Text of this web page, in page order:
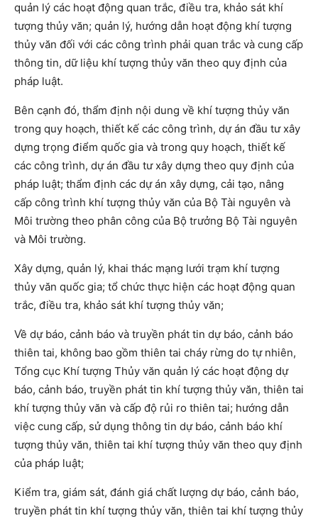
quản lý các hoạt động quan trắc, điều tra, khảo sát khí
tượng thủy văn; quản lý, hướng dẫn hoạt động khí tượng
thủy văn đối với các công trình phải quan trắc và cung cấp
thông tin, dữ liệu khí tượng thủy văn theo quy định của
pháp luật.
Bên cạnh đó, thẩm định nội dung về khí tượng thủy văn
trong quy hoạch, thiết kế các công trình, dự án đầu tư xây
dựng trọng điểm quốc gia và trong quy hoạch, thiết kế
các công trình, dự án đầu tư xây dựng theo quy định của
pháp luật; thẩm định các dự án xây dựng, cải tạo, nâng
cấp công trình khí tượng thủy văn của Bộ Tài nguyên và
Môi trường theo phân công của Bộ trưởng Bộ Tài nguyên
và Môi trường.
Xây dựng, quản lý, khai thác mạng lưới trạm khí tượng
thủy văn quốc gia; tổ chức thực hiện các hoạt động quan
trắc, điều tra, khảo sát khí tượng thủy văn;
Về dự báo, cảnh báo và truyền phát tin dự báo, cảnh báo
thiên tai, không bao gồm thiên tai cháy rừng do tự nhiên,
Tổng cục Khí tượng Thủy văn quản lý các hoạt động dự
báo, cảnh báo, truyền phát tin khí tượng thủy văn, thiên tai
khí tượng thủy văn và cấp độ rủi ro thiên tai; hướng dẫn
việc cung cấp, sử dụng thông tin dự báo, cảnh báo khí
tượng thủy văn, thiên tai khí tượng thủy văn theo quy định
của pháp luật;
Kiểm tra, giám sát, đánh giá chất lượng dự báo, cảnh báo,
truyền phát tin khí tượng thủy văn, thiên tai khí tượng thủy